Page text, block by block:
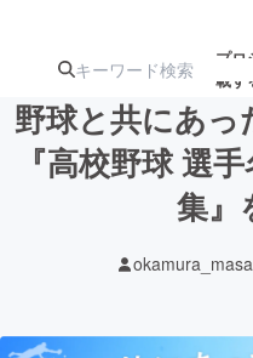
プロ
載す
注目の新
野球と共にあっ
『高校野球 選
集』